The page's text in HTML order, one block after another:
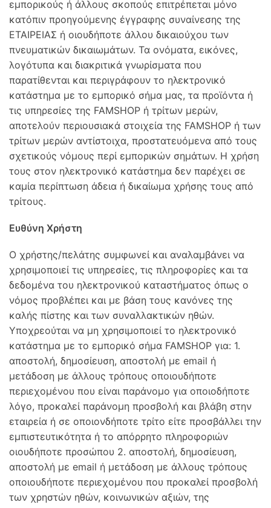
εμπορικούς ή άλλους σκοπούς επιτρέπεται μόνο
κατόπιν προηγούμενης έγγραφης συναίνεσης της
ΕΤΑΙΡΕΙΑΣ ή οιουδήποτε άλλου δικαιούχου των
πνευματικών δικαιωμάτων. Τα ονόματα, εικόνες,
λογότυπα και διακριτικά γνωρίσματα που
παρατίθενται και περιγράφουν το ηλεκτρονικό
κατάστημα με το εμπορικό σήμα μας, τα προϊόντα ή
τις υπηρεσίες της FAMSHOP ή τρίτων μερών,
αποτελούν περιουσιακά στοιχεία της FAMSHOP ή των
τρίτων μερών αντίστοιχα, προστατευόμενα από τους
σχετικούς νόμους περί εμπορικών σημάτων. Η χρήση
τους στον ηλεκτρονικό κατάστημα δεν παρέχει σε
καμία περίπτωση άδεια ή δικαίωμα χρήσης τους από
τρίτους.
Ευθύνη Χρήστη
Ο χρήστης/πελάτης συμφωνεί και αναλαμβάνει να
χρησιμοποιεί τις υπηρεσίες, τις πληροφορίες και τα
δεδομένα του ηλεκτρονικού καταστήματος όπως ο
νόμος προβλέπει και με βάση τους κανόνες της
καλής πίστης και των συναλλακτικών ηθών.
Υποχρεούται να μη χρησιμοποιεί το ηλεκτρονικό
κατάστημα με το εμπορικό σήμα FAMSHOP για: 1.
αποστολή, δημοσίευση, αποστολή με email ή
μετάδοση με άλλους τρόπους οποιουδήποτε
περιεχομένου που είναι παράνομο για οποιοδήποτε
λόγο, προκαλεί παράνομη προσβολή και βλάβη στην
εταιρεία ή σε οποιονδήποτε τρίτο είτε προσβάλλει την
εμπιστευτικότητα ή το απόρρητο πληροφοριών
οιουδήποτε προσώπου 2. αποστολή, δημοσίευση,
αποστολή με email ή μετάδοση με άλλους τρόπους
οποιουδήποτε περιεχομένου που προκαλεί προσβολή
των χρηστών ηθών, κοινωνικών αξιών, της